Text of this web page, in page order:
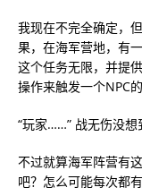
我现在不完全确定，
果，在海军营地，有
这个任务无限，并提
操作来触发一个NPC
“玩家……” 战无伤没
不过就算海军阵营有
吧？怎么可能每次都